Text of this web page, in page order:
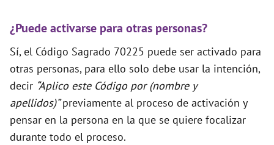
¿Puede activarse para otras personas?
Sí, el Código Sagrado 70225 puede ser activado para
otras personas, para ello solo debe usar la intención,
decir “Aplico este Código por (nombre y
apellidos)”previamente al proceso de activación y
pensar en la persona en la que se quiere focalizar
durante todo el proceso.